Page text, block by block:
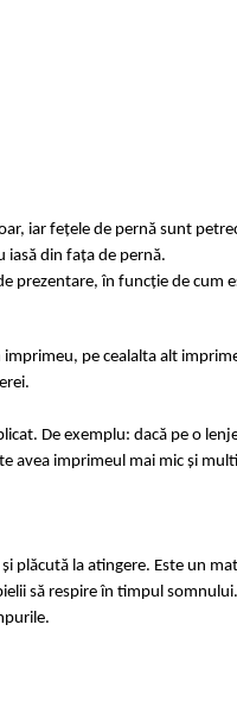
iar fețele de pernă sunt
iasă din fața de pernă.
prezentare, în funcție de cum
pe cealalta alt
De exemplu: dacă pe o
avea imprimeul mai mic și
plăcută la atingere. Este un
să respire în timpul somnului.